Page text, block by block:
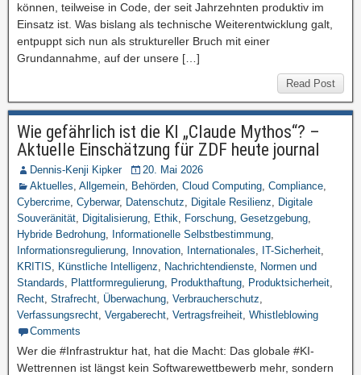
können, teilweise in Code, der seit Jahrzehnten produktiv im
Einsatz ist. Was bislang als technische Weiterentwicklung galt,
entpuppt sich nun als struktureller Bruch mit einer
Grundannahme, auf der unsere […]
Read Post
Wie gefährlich ist die KI „Claude Mythos“? –
Aktuelle Einschätzung für ZDF heute journal
Dennis-Kenji Kipker
20. Mai 2026
Aktuelles, Allgemein, Behörden, Cloud Computing, Compliance,
Cybercrime, Cyberwar, Datenschutz, Digitale Resilienz, Digitale
Souveränität, Digitalisierung, Ethik, Forschung, Gesetzgebung,
Hybride Bedrohung, Informationelle Selbstbestimmung,
Informationsregulierung, Innovation, Internationales, IT-Sicherheit,
KRITIS, Künstliche Intelligenz, Nachrichtendienste, Normen und
Standards, Plattformregulierung, Produkthaftung, Produktsicherheit,
Recht, Strafrecht, Überwachung, Verbraucherschutz,
Verfassungsrecht, Vergaberecht, Vertragsfreiheit, Whistleblowing
Comments
Wer die #Infrastruktur hat, hat die Macht: Das globale #KI-
Wettrennen ist längst kein Softwarewettbewerb mehr, sondern